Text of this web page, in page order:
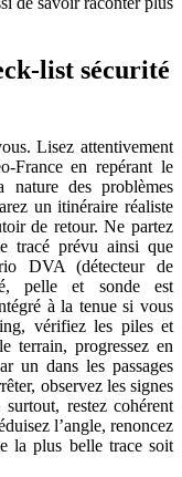
list sécurité
Lisez attentivement
France en repérant le
nature des problèmes
un itinéraire réaliste
de retour. Ne partez
tracé prévu ainsi que
DVA (détecteur de
pelle et sonde est
à la tenue si vous
vérifiez les piles et
terrain, progressez en
un dans les passages
observez les signes
restez cohérent
l’angle, renoncez
la plus belle trace soit